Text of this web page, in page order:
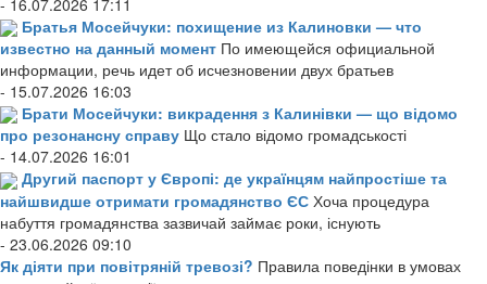
Братья Мосейчуки: похищение из Калиновки — что
известно на данный момент По имеющейся официальной
информации, речь идет об исчезновении двух братьев
- 15.07.2026 16:03
Брати Мосейчуки: викрадення з Калинівки — що відомо
про резонансну справу Що стало відомо громадськості
- 14.07.2026 16:01
Другий паспорт у Європі: де українцям найпростіше та
найшвидше отримати громадянство ЄС Хоча процедура
набуття громадянства зазвичай займає роки, існують
- 23.06.2026 09:10
Як діяти при повітряній тревозі? Правила поведінки в умовах